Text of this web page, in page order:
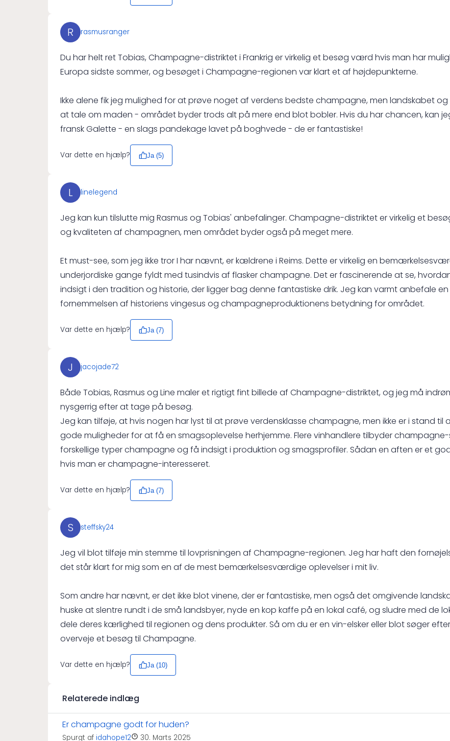
R rasmusranger
Du har helt ret Tobias, Champagne-distriktet i Frankrig er virkelig et besøg værd hvis man har
Europa sidste sommer, og besøget i Champagne-regionen var klart et af højdepunkterne.
Ikke alene fik jeg mulighed for at prøve noget af verdens bedste champagne, men landskabet og
at tale om maden - området byder trods alt på mere end blot bobler. Hvis du har chancen, kan
fransk Galette - en slags pandekage lavet på boghvede - de er fantastiske!
Var dette en hjælp? Ja (5)
L linelegend
Jeg kan kun tilslutte mig Rasmus og Tobias' anbefalinger. Champagne-distriktet er virkelig et
og kvaliteten af champagnen, men området byder også på meget mere.
Et must-see, som jeg ikke tror I har nævnt, er kældrene i Reims. Dette er virkelig en
underjordiske gange fyldt med tusindvis af flasker champagne. Det er fascinerende at se,
indsigt i den tradition og historie, der ligger bag denne fantastiske drik. Jeg kan varmt anbefale
fornemmelsen af historiens vingesus og champagneproduktionens betydning for området.
Var dette en hjælp? Ja (7)
J jacojade72
Både Tobias, Rasmus og Line maler et rigtigt fint billede af Champagne-distriktet, og jeg må
nysgerrig efter at tage på besøg.
Jeg kan tilføje, at hvis nogen har lyst til at prøve verdensklasse champagne, men ikke er i stand
gode muligheder for at få en smagsoplevelse herhjemme. Flere vinhandlere tilbyder
forskellige typer champagne og få indsigt i produktion og smagsprofiler. Sådan en aften er et
hvis man er champagne-interesseret.
Var dette en hjælp? Ja (7)
S steffsky24
Jeg vil blot tilføje min stemme til lovprisningen af Champagne-regionen. Jeg har haft den
det står klart for mig som en af de mest bemærkelsesværdige oplevelser i mit liv.
Som andre har nævnt, er det ikke blot vinene, der er fantastiske, men også det omgivende
huske at slentre rundt i de små landsbyer, nyde en kop kaffe på en lokal café, og sludre med de
dele deres kærlighed til regionen og dens produkter. Så om du er en vin-elsker eller blot søger
overveje et besøg til Champagne.
Var dette en hjælp? Ja (10)
Relaterede indlæg
Er champagne godt for huden?
Spurgt af idahope12 30. Marts 2025